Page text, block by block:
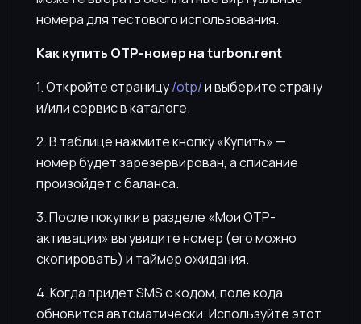
номера для тестового использования.
Как купить OTP-номер на turbon.rent
1. Откройте страницу/otp/и выберите страну
и/или сервис в каталоге.
2. В таблице нажмите кнопку «Купить» —
номер будет зарезервирован, а списание
произойдет с баланса.
3. После покупки в разделе «Мои OTP-
активации» вы увидите номер (его можно
скопировать) и таймер ожидания.
4. Когда придет SMS с кодом, поле кода
обновится автоматически. Используйте этот